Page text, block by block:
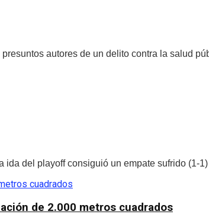
autores de un delito contra la salud
del playoff consiguió un empate sufrido (1-
de 2.000 metros cuadrados